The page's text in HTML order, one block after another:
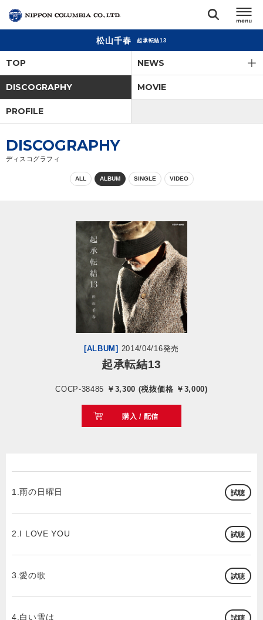
閉じる
アーティスト
ジャンル
閉じる
松山千春 起承転結13
TOP NEWS
DISCOGRAPHY MOVIE
PROFILE
DISCOGRAPHY
ディスコグラフィ
ALL ALBUM SINGLE VIDEO
[ALBUM] 2014/04/16発売
起承転結13
COCP-38485 ￥3,300 (税抜価格 ￥3,000)
購入 / 配信
1.雨の日曜日 試聴
2.I LOVE YOU 試聴
3.愛の歌 試聴
4.白い雪は 試聴